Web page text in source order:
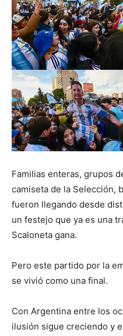
Familias enteras, grupos
camiseta de la Selección,
fueron llegando desde
un festejo que ya es una
Scaloneta gana.
Pero este partido por la
se vivió como una final.
Con Argentina entre los
ilusión sigue creciendo y